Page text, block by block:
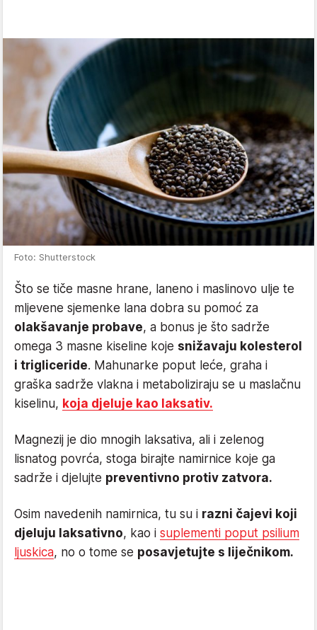
Foto: Shutterstock
Što se tiče masne hrane, laneno i maslinovo ulje te
mljevene sjemenke lana dobra su pomoć za
olakšavanje probave, a bonus je što sadrže
omega 3 masne kiseline koje snižavaju kolesterol
i trigliceride. Mahunarke poput leće, graha i
graška sadrže vlakna i metaboliziraju se u maslačnu
kiselinu, koja djeluje kao laksativ.
Magnezij je dio mnogih laksativa, ali i zelenog
lisnatog povrća, stoga birajte namirnice koje ga
sadrže i djelujte preventivno protiv zatvora.
Osim navedenih namirnica, tu su i razni čajevi koji
djeluju laksativno, kao i suplementi poput psilium
ljuskica, no o tome se posavjetujte s liječnikom.